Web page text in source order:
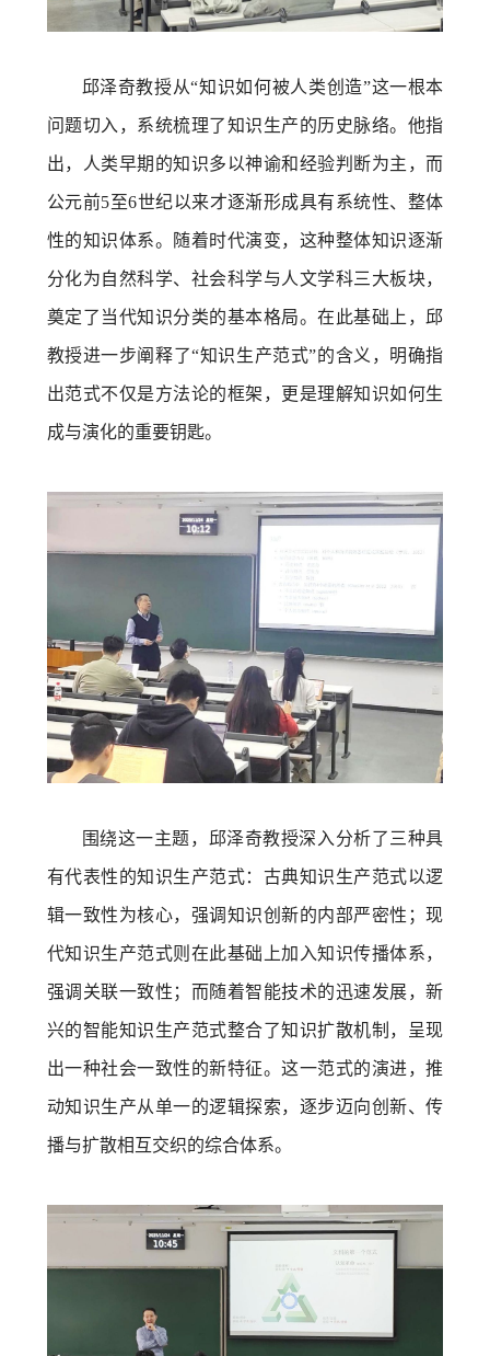
邱泽奇教授从“知识如何被人类创造”这一根本
问题切入，系统梳理了知识生产的历史脉络。他指
出，人类早期的知识多以神谕和经验判断为主，而
公元前5至6世纪以来才逐渐形成具有系统性、整体
性的知识体系。随着时代演变，这种整体知识逐渐
分化为自然科学、社会科学与人文学科三大板块，
奠定了当代知识分类的基本格局。在此基础上，邱
教授进一步阐释了“知识生产范式”的含义，明确指
出范式不仅是方法论的框架，更是理解知识如何生
成与演化的重要钥匙。
围绕这一主题，邱泽奇教授深入分析了三种具
有代表性的知识生产范式：古典知识生产范式以逻
辑一致性为核心，强调知识创新的内部严密性；现
代知识生产范式则在此基础上加入知识传播体系，
强调关联一致性；而随着智能技术的迅速发展，新
兴的智能知识生产范式整合了知识扩散机制，呈现
出一种社会一致性的新特征。这一范式的演进，推
动知识生产从单一的逻辑探索，逐步迈向创新、传
播与扩散相互交织的综合体系。